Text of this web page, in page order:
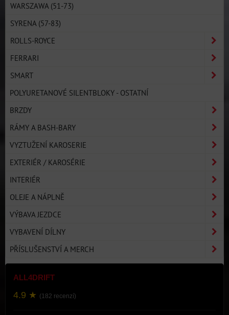
WARSZAWA (51-73)
SYRENA (57-83)
ROLLS-ROYCE
FERRARI
SMART
POLYURETANOVÉ SILENTBLOKY - OSTATNÍ
BRZDY
RÁMY A BASH-BARY
VYZTUŽENÍ KAROSERIE
EXTERIÉR / KAROSÉRIE
INTERIÉR
OLEJE A NÁPLNĚ
VÝBAVA JEZDCE
VYBAVENÍ DÍLNY
PŘÍSLUŠENSTVÍ A MERCH
ALL4DRIFT
4.9 ★ (182 recenzí)